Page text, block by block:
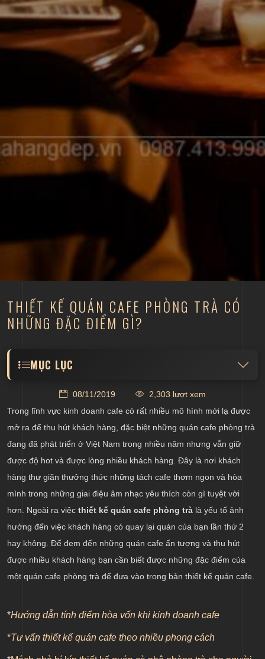
THIẾT KẾ QUÁN CAFE PHÒNG TRÀ CÓ
NHỮNG ĐẶC ĐIỂM GÌ?
MỤC LỤC
Thiết kế âm thanh acoustic phù hợp cho quán cafe
Trang trí quán cafe mang vẻ đẹp nghệ thuật
08/11/2019
2,303 lượt xem
Trong lĩnh vực kinh doanh cafe có rất nhiều mô hình mới lạ được
mở ra để thu hút khách hàng, đặc biệt những quán cafe phòng trà
đang đã phát triển ở Việt Nam trong nhiều năm nhưng vẫn giữ
được độ hot và được lòng nhiều khách hàng. Đây là nơi khách
hàng thư giãn thưởng thức những tách cafe thơm ngon và hòa
mình trong những giai điệu âm nhạc yêu thích còn gì tuyệt vời
hơn. Ngoài ra việc thiết kế quán cafe phòng trà là yếu tố ảnh
hưởng đến việc khách hàng có quay lại quán của bạn lần thứ 2
hay không. Để đem đến những quán cafe ấn tượng và thu hút
được nhiều khách hàng bạn cần biết được những đặc điểm của
một quán cafe phòng trà để đưa vào trong bản thiết kế quán cafe.
*Hướng dẫn tính điểm hòa vốn khi kinh doanh cafe
*Tư vấn thiết kế quán cafe theo nhiều phong cách